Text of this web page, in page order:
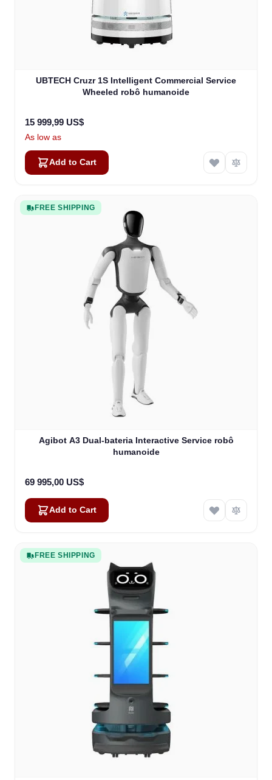
UBTECH Cruzr 1S Intelligent Commercial Service
Wheeled robô humanoide
15 999,99 US$
As low as
Add to Cart
FREE SHIPPING
Agibot A3 Dual-bateria Interactive Service robô
humanoide
69 995,00 US$
Add to Cart
FREE SHIPPING